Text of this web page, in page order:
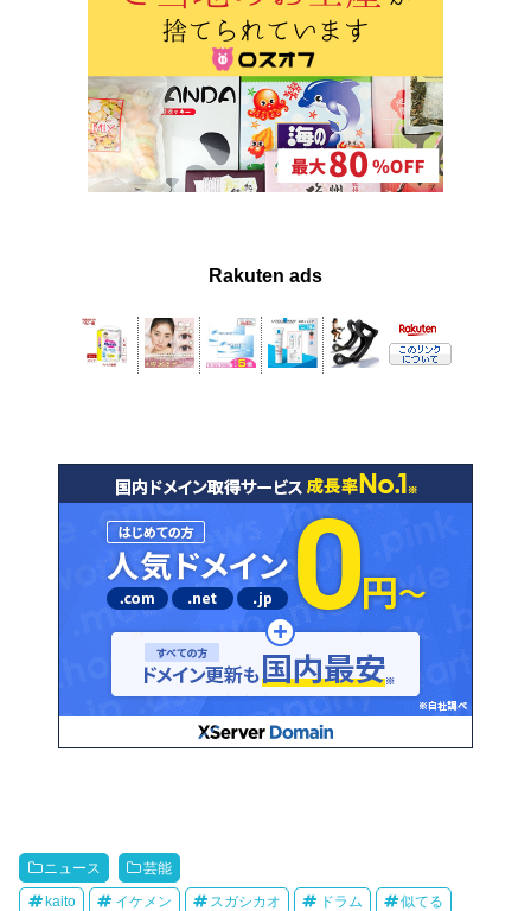
Rakuten ads
ニュース 芸能
kaito イケメン スガシカオ ドラム 似てる